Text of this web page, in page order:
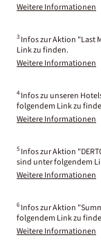
Weitere Informationen
3 Infos zur Aktion "Last
Link zu finden.
Weitere Informationen
4 Infos zu unseren
folgendem Link zu
Weitere Informationen
5 Infos zur Aktion
sind unter folgendem
Weitere Informationen
6 Infos zur Aktion
folgendem Link zu
Weitere Informationen